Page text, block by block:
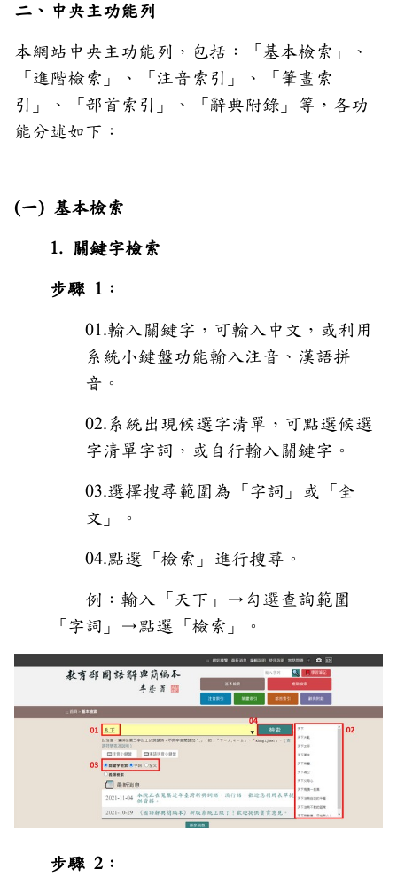
二、中央主功能列
本網站中央主功能列，包括：「基本檢索」、
「進階檢索」、「注音索引」、「筆畫索
引」、「部首索引」、「辭典附錄」等，各功
能分述如下：
(一) 基本檢索
1. 關鍵字檢索
步驟 1：
01.輸入關鍵字，可輸入中文，或利用
系統小鍵盤功能輸入注音、漢語拼
音。
02.系統出現候選字清單，可點選候選
字清單字詞，或自行輸入關鍵字。
03.選擇搜尋範圍為「字詞」或「全
文」。
04.點選「檢索」進行搜尋。
例：輸入「天下」→勾選查詢範圍
「字詞」→點選「檢索」。
步驟 2：